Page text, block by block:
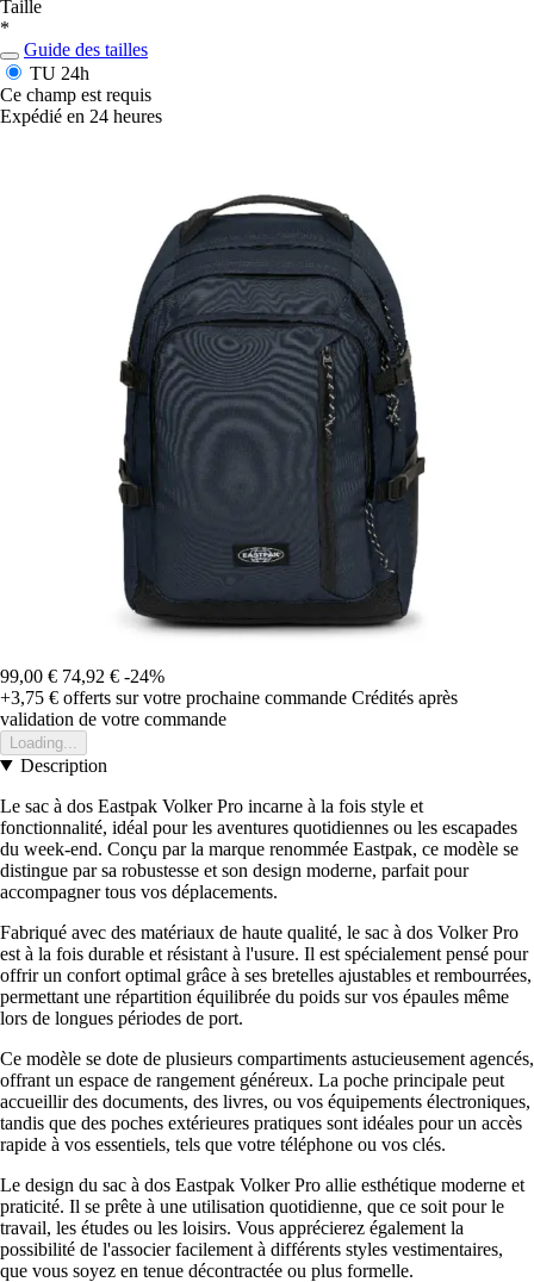
Taille
*
Guide des tailles
TU 24h
Ce champ est requis
Expédié en 24 heures
99,00 € 74,92 € -24%
+3,75 € offerts sur votre prochaine commande Crédités après
validation de votre commande
Loading...
Description
Le sac à dos Eastpak Volker Pro incarne à la fois style et
fonctionnalité, idéal pour les aventures quotidiennes ou les escapades
du week-end. Conçu par la marque renommée Eastpak, ce modèle se
distingue par sa robustesse et son design moderne, parfait pour
accompagner tous vos déplacements.
Fabriqué avec des matériaux de haute qualité, le sac à dos Volker Pro
est à la fois durable et résistant à l'usure. Il est spécialement pensé pour
offrir un confort optimal grâce à ses bretelles ajustables et rembourrées,
permettant une répartition équilibrée du poids sur vos épaules même
lors de longues périodes de port.
Ce modèle se dote de plusieurs compartiments astucieusement agencés,
offrant un espace de rangement généreux. La poche principale peut
accueillir des documents, des livres, ou vos équipements électroniques,
tandis que des poches extérieures pratiques sont idéales pour un accès
rapide à vos essentiels, tels que votre téléphone ou vos clés.
Le design du sac à dos Eastpak Volker Pro allie esthétique moderne et
praticité. Il se prête à une utilisation quotidienne, que ce soit pour le
travail, les études ou les loisirs. Vous apprécierez également la
possibilité de l'associer facilement à différents styles vestimentaires,
que vous soyez en tenue décontractée ou plus formelle.